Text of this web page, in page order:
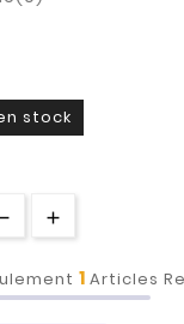
stock
1 Articles